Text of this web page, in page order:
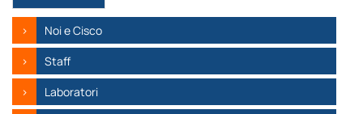
Noi e Cisco
Staff
Laboratori